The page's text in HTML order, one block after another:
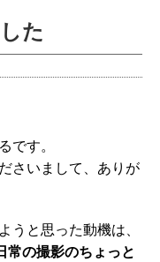
た
です。
さいまして、ありが
うと思った動機は、
常の撮影のちょっと